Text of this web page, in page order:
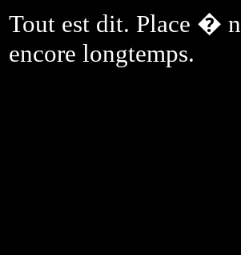
Tout est dit. Place �
encore longtemps.